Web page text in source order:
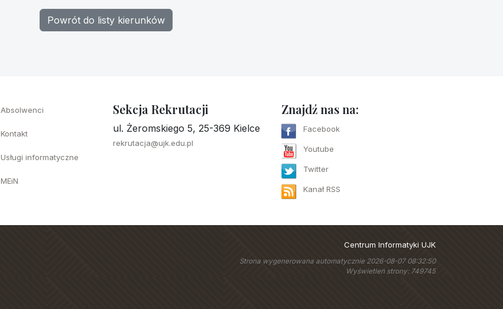
Powrót do listy kierunków
Absolwenci
Kontakt
Usługi informatyczne
MEiN
Sekcja Rekrutacji
ul. Żeromskiego 5, 25-369 Kielce
rekrutacja@ujk.edu.pl
Znajdź nas na:
Facebook
Youtube
Twitter
Kanał RSS
Centrum Informatyki UJK
Strona wygenerowana automatycznie 2026-08-07 08:32:50
Wyświetleń strony: 749745